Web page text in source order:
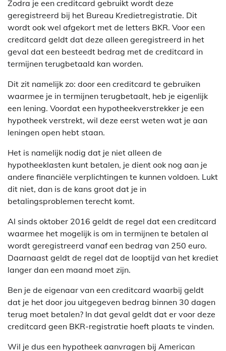
Zodra je een creditcard gebruikt wordt deze
geregistreerd bij het Bureau Kredietregistratie. Dit
wordt ook wel afgekort met de letters BKR. Voor een
creditcard geldt dat deze alleen geregistreerd in het
geval dat een besteedt bedrag met de creditcard in
termijnen terugbetaald kan worden.
Dit zit namelijk zo: door een creditcard te gebruiken
waarmee je in termijnen terugbetaalt, heb je eigenlijk
een lening. Voordat een hypotheekverstrekker je een
hypotheek verstrekt, wil deze eerst weten wat je aan
leningen open hebt staan.
Het is namelijk nodig dat je niet alleen de
hypotheeklasten kunt betalen, je dient ook nog aan je
andere financiële verplichtingen te kunnen voldoen. Lukt
dit niet, dan is de kans groot dat je in
betalingsproblemen terecht komt.
Al sinds oktober 2016 geldt de regel dat een creditcard
waarmee het mogelijk is om in termijnen te betalen al
wordt geregistreerd vanaf een bedrag van 250 euro.
Daarnaast geldt de regel dat de looptijd van het krediet
langer dan een maand moet zijn.
Ben je de eigenaar van een creditcard waarbij geldt
dat je het door jou uitgegeven bedrag binnen 30 dagen
terug moet betalen? In dat geval geldt dat er voor deze
creditcard geen BKR-registratie hoeft plaats te vinden.
Wil je dus een hypotheek aanvragen bij American